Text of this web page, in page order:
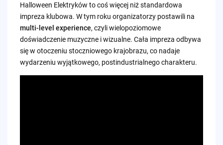
Halloween Elektryków to coś więcej niż standardowa
impreza klubowa. W tym roku organizatorzy postawili na
multi-level experience, czyli wielopoziomowe
doświadczenie muzyczne i wizualne. Cała impreza odbywa
się w otoczeniu stoczniowego krajobrazu, co nadaje
wydarzeniu wyjątkowego, postindustrialnego charakteru.